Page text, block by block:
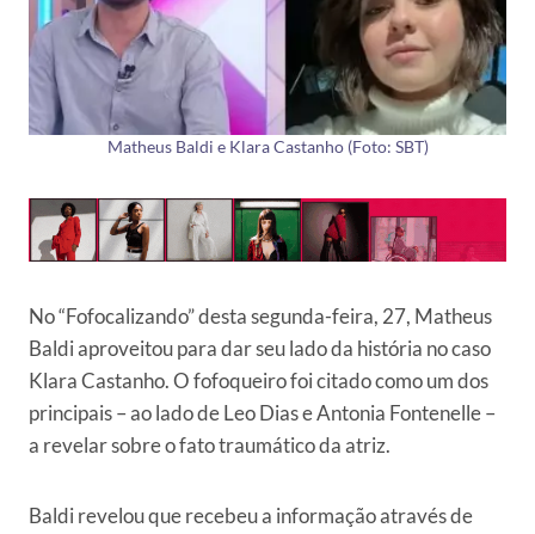
Matheus Baldi e Klara Castanho (Foto: SBT)
No “Fofocalizando” desta segunda-feira, 27, Matheus
Baldi aproveitou para dar seu lado da história no caso
Klara Castanho. O fofoqueiro foi citado como um dos
principais – ao lado de Leo Dias e Antonia Fontenelle –
a revelar sobre o fato traumático da atriz.
Baldi revelou que recebeu a informação através de